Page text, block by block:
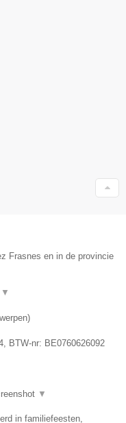
Frasnes en in de provincie
▼
)
, BTW-nr: BE0760626092
▼
in familiefeesten,